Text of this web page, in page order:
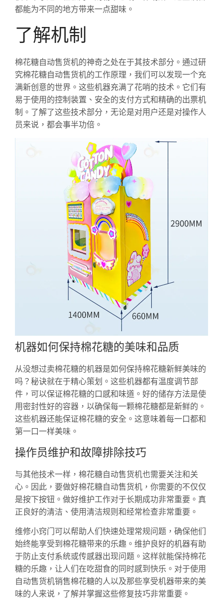
都能为不同的地方带来一点甜味。
了解机制
棉花糖自动售货机的神奇之处在于其技术部分。通过研
究棉花糖自动售货机的工作原理，我们可以发现一个充
满新创意的世界。这些机器充满了花哨的技术。它们有
易于使用的控制装置、安全的支付方式和精确的出票机
制。了解了这些技术部分，无论是对用户还是对操作人
员来说，都会事半功倍。
机器如何保持棉花糖的美味和品质
从没想过卖棉花糖的机器是如何保持棉花糖新鲜美味的
吗？秘诀就在于精心策划。这些机器都有温度调节部
件，可以保证棉花糖的口感和味道。好的储存方法是使
用密封性好的容器，以确保每一颗棉花糖都是新鲜的。
这些机器还能保证棉花糖的安全。这意味着每一口都和
第一口一样美味。
操作员维护和故障排除技巧
与其他技术一样，棉花糖自动售货机也需要关注和关
心。因此，要做好棉花糖自动售货机，你需要的不仅仅
是按下按钮。做好维护工作对于长期成功非常重要。真
正良好的清洁、使用清洁规则和经常检查非常重要。
维修小窍门可以帮助人们快速处理常规问题，确保他们
始终能享受到棉花糖带来的乐趣。维护良好的机器有助
于防止支付系统或传感器出现问题。这样就能保持棉花
糖的乐趣，让人们在吃甜食的同时感到快乐。对于使用
自动售货机销售棉花糖的人以及那些享受机器带来的美
味的人来说，了解并掌握这些修复技巧非常重要。